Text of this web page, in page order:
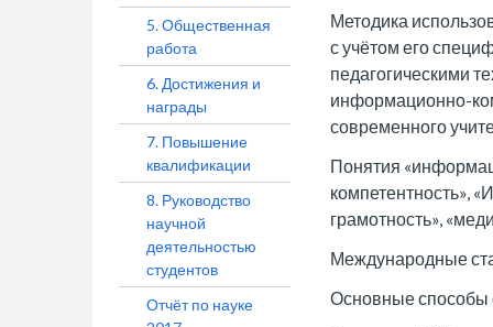
5. Общественная
работа
6. Достижения и
награды
7. Повышение
квалификации
8. Руководство
научной
деятельностью
студентов
Отчёт по науке
Методика
с учётом его
педагогическими
информационно-
современного
Понятия
компетентность»,
грамотность»,
Международные
Основные способы